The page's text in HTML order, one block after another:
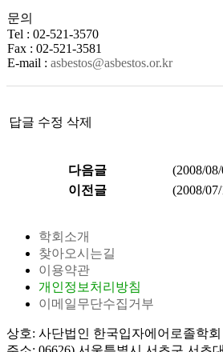
문의
Tel : 02-521-3570
Fax : 02-521-3581
E-mail : asbestos@asbestos.or.kr
답글 수정 삭제
다음글 (2008/08/
이전글
(2008/07/
학회소개
찾아오시는길
이용약관
개인정보처리방침
이메일무단수집거부
상호: 사단법인 한국입자에어로졸학회